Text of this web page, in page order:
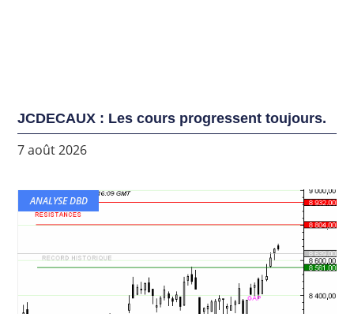
JCDECAUX : Les cours progressent toujours.
7 août 2026
ANALYSE DBD